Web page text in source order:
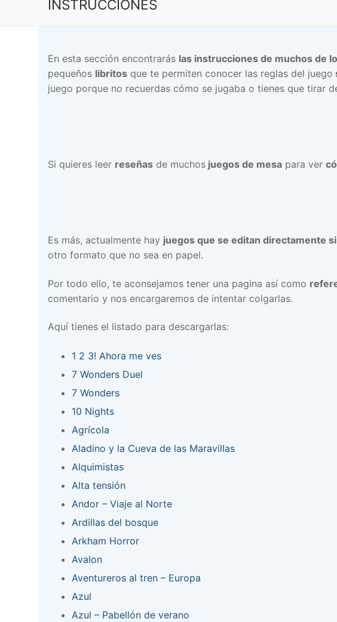
INSTRUCCIONES
En esta sección encontrarás las instrucciones de muchos de
pequeños libritos que te permiten conocer las reglas del juego
juego porque no recuerdas cómo se jugaba o tienes que tirar
Si quieres leer reseñas de muchos juegos de mesa para ver
Es más, actualmente hay juegos que se editan directamente
otro formato que no sea en papel.
Por todo ello, te aconsejamos tener una pagina así como
comentario y nos encargaremos de intentar colgarlas.
Aquí tienes el listado para descargarlas:
1 2 3! Ahora me ves
7 Wonders Duel
7 Wonders
10 Nights
Agrícola
Aladino y la Cueva de las Maravillas
Alquimistas
Alta tensión
Andor – Viaje al Norte
Ardillas del bosque
Arkham Horror
Avalon
Aventureros al tren – Europa
Azul
Azul – Pabellón de verano